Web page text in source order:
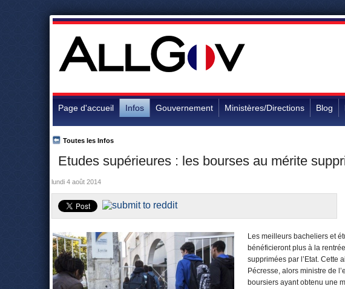
Page d'accueil Infos Gouvernement Ministères/Directions Blog
Etudes supérieures : les bourses au mérite
Toutes les Infos
lundi 4 août 2014
Les meilleurs bacheliers et
bénéficieront plus à la
supprimées par l’Etat. Cette
Pécresse, alors ministre de
boursiers ayant obtenu une